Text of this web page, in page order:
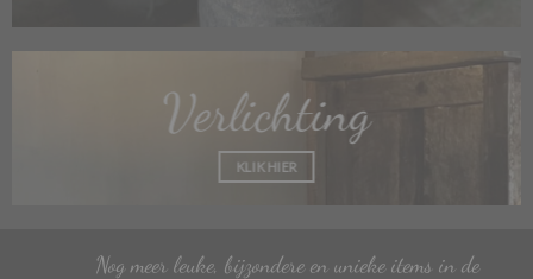
Verlichting
KLIK HIER
Nog meer leuke, bijzondere en unieke items in de